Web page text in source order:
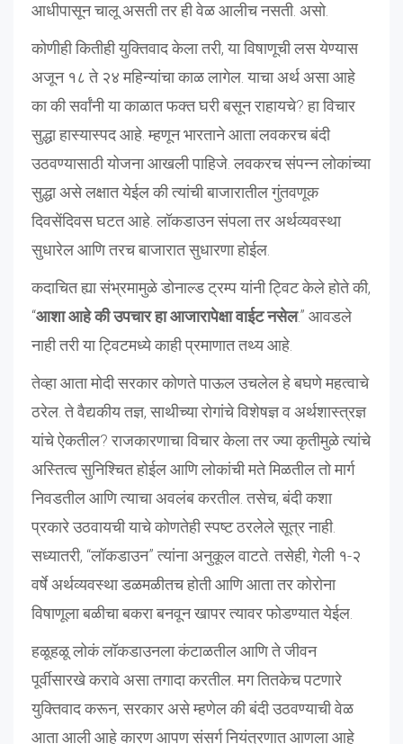
आधीपासून चालू असती तर ही वेळ आलीच नसती. असो.
कोणीही कितीही युक्तिवाद केला तरी, या विषाणूची लस येण्यास
अजून १८ ते २४ महिन्यांचा काळ लागेल. याचा अर्थ असा आहे
का की सर्वांनी या काळात फक्त घरी बसून राहायचे? हा विचार
सुद्धा हास्यास्पद आहे. म्हणून भारताने आता लवकरच बंदी
उठवण्यासाठी योजना आखली पाहिजे. लवकरच संपन्न लोकांच्या
सुद्धा असे लक्षात येईल की त्यांची बाजारातील गुंतवणूक
दिवसेंदिवस घटत आहे. लॉकडाउन संपला तर अर्थव्यवस्था
सुधारेल आणि तरच बाजारात सुधारणा होईल.
कदाचित ह्या संभ्रमामुळे डोनाल्ड ट्रम्प यांनी ट्विट केले होते की,
“आशा आहे की उपचार हा आजारापेक्षा वाईट नसेल.” आवडले
नाही तरी या ट्विटमध्ये काही प्रमाणात तथ्य आहे.
तेव्हा आता मोदी सरकार कोणते पाऊल उचलेल हे बघणे महत्वाचे
ठरेल. ते वैद्यकीय तज्ञ, साथीच्या रोगांचे विशेषज्ञ व अर्थशास्त्रज्ञ
यांचे ऐकतील? राजकारणाचा विचार केला तर ज्या कृतीमुळे त्यांचे
अस्तित्व सुनिश्चित होईल आणि लोकांची मते मिळतील तो मार्ग
निवडतील आणि त्याचा अवलंब करतील. तसेच, बंदी कशा
प्रकारे उठवायची याचे कोणतेही स्पष्ट ठरलेले सूत्र नाही.
सध्यातरी, “लॉकडाउन” त्यांना अनुकूल वाटते. तसेही, गेली १-२
वर्षे अर्थव्यवस्था डळमळीतच होती आणि आता तर कोरोना
विषाणूला बळीचा बकरा बनवून खापर त्यावर फोडण्यात येईल.
हळूहळू लोकं लॉकडाउनला कंटाळतील आणि ते जीवन
पूर्वीसारखे करावे असा तगादा करतील. मग तितकेच पटणारे
युक्तिवाद करून, सरकार असे म्हणेल की बंदी उठवण्याची वेळ
आता आली आहे कारण आपण संसर्ग नियंत्रणात आणला आहे